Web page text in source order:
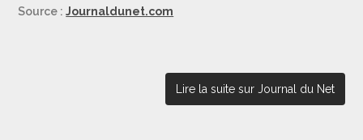
Source :Journaldunet.com
Lire la suite sur Journal du Net